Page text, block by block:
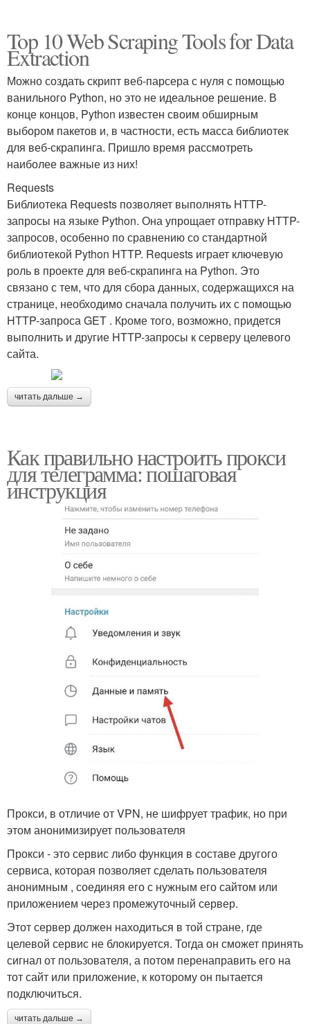
Top 10 Web Scraping Tools for Data
Extraction
Можно создать скрипт веб-парсера с нуля с помощью
ванильного Python, но это не идеальное решение. В
конце концов, Python известен своим обширным
выбором пакетов и, в частности, есть масса библиотек
для веб-скрапинга. Пришло время рассмотреть
наиболее важные из них!
Requests
Библиотека Requests позволяет выполнять HTTP-
запросы на языке Python. Она упрощает отправку HTTP-
запросов, особенно по сравнению со стандартной
библиотекой Python HTTP. Requests играет ключевую
роль в проекте для веб-скрапинга на Python. Это
связано с тем, что для сбора данных, содержащихся на
странице, необходимо сначала получить их с помощью
HTTP-запроса GET . Кроме того, возможно, придется
выполнить и другие HTTP-запросы к серверу целевого
сайта.
читать дальше →
Как правильно настроить прокси
для телеграмма: пошаговая
инструкция
Прокси, в отличие от VPN, не шифрует трафик, но при
этом анонимизирует пользователя
Прокси - это сервис либо функция в составе другого
сервиса, которая позволяет сделать пользователя
анонимным , соединяя его с нужным его сайтом или
приложением через промежуточный сервер.
Этот сервер должен находиться в той стране, где
целевой сервис не блокируется. Тогда он сможет принять
сигнал от пользователя, а потом перенаправить его на
тот сайт или приложение, к которому он пытается
подключиться.
читать дальше →